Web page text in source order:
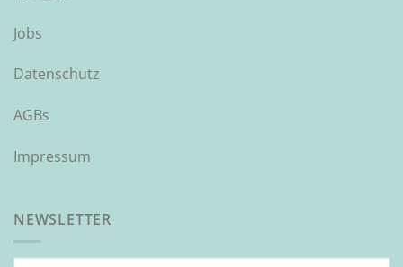
Jobs
Datenschutz
AGBs
Impressum
NEWSLETTER